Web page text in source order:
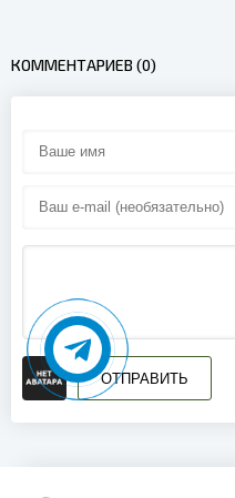
КОММЕНТАРИЕВ (0)
ОТПРАВИТЬ